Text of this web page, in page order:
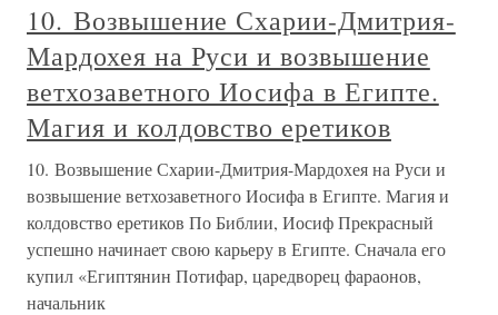
10. Возвышение Схарии-Дмитрия-
Мардохея на Руси и возвышение
ветхозаветного Иосифа в Египте.
Магия и колдовство еретиков
10. Возвышение Схарии-Дмитрия-Мардохея на Руси и
возвышение ветхозаветного Иосифа в Египте. Магия и
колдовство еретиков По Библии, Иосиф Прекрасный
успешно начинает свою карьеру в Египте. Сначала его
купил «Египтянин Потифар, царедворец фараонов,
начальник